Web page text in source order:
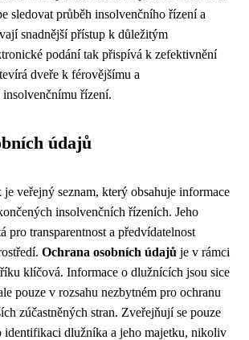
sledovat průběh insolvenčního řízení a
snadnější přístup k důležitým
podání tak přispívá k zefektivnění
dveře k férovějšímu a
insolvenčnímu řízení.
údajů
veřejný seznam, který obsahuje informace
insolvenčních řízeních. Jeho
pro transparentnost a předvídatelnost
Ochrana osobních údajů je v rámci
klíčová. Informace o dlužnících jsou sice
pouze v rozsahu nezbytném pro ochranu
zúčastněných stran. Zveřejňují se pouze
identifikaci dlužníka a jeho majetku, nikoliv